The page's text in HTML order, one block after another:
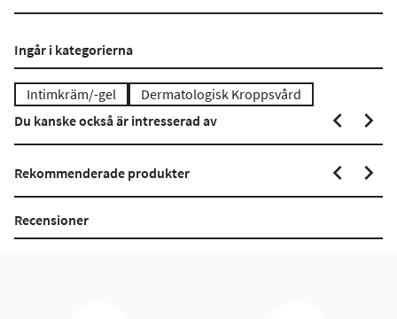
Ingår i kategorierna
Intimkräm/-gel
Dermatologisk Kroppsvård
Du kanske också är intresserad av
Rekommenderade produkter
Recensioner